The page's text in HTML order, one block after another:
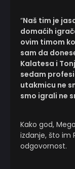
“Naš tim je
domaćih
ovim timom
sam da
Kalatesa i
sedam
utakmicu ne
smo igrali ne
Kako god,
izdanje, što im
odgovornost.